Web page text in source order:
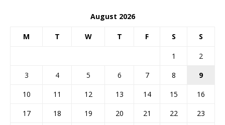
August 2026
M T W T F S S
1
2
3
4 5 6 7 8
9
10
11 12 13 14 15
16
17
18 19 20 21 22
23